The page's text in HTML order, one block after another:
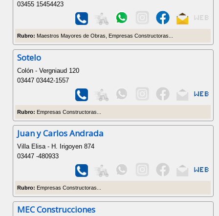
03455 15454423
Rubro: Maestros Mayores de Obras, Empresas Constructoras...
Sotelo
Colón - Vergniaud 120
03447 03442-1557
Rubro: Empresas Constructoras...
Juan y Carlos Andrada
Villa Elisa - H. Irigoyen 874
03447 -480933
Rubro: Empresas Constructoras...
MEC Construcciones